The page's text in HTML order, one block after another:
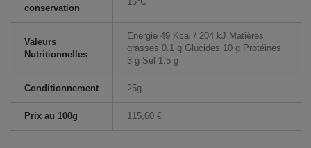
conservation
Valeurs
Nutritionnelles
Energie 49 Kcal / 204 kJ Matières
grasses 0.1 g Glucides 10 g Protéines
3 g Sel 1.5 g
Conditionnement 25g
Prix au 100g 115,60 €